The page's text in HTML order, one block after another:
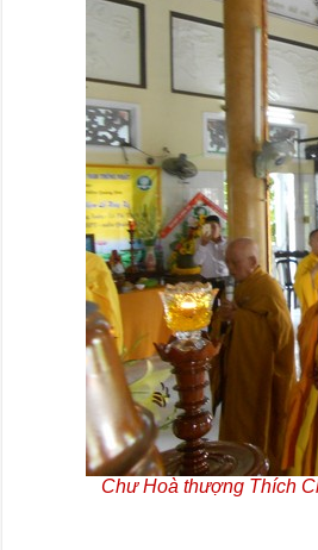
Chư Hoà thượng Thích